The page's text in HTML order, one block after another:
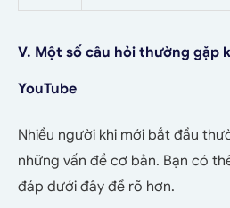
V. Một số câu hỏi thường gặp
YouTube
Nhiều người khi mới bắt đầu
những vấn đề cơ bản. Bạn có
đáp dưới đây để rõ hơn.